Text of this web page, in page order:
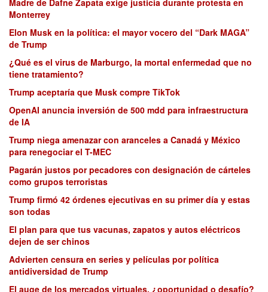
Monterrey
Elon Musk en la política: el mayor vocero del “Dark MAGA”
de Trump
¿Qué es el virus de Marburgo, la mortal enfermedad que no
tiene tratamiento?
Trump aceptaría que Musk compre TikTok
OpenAI anuncia inversión de 500 mdd para infraestructura
de IA
Trump niega amenazar con aranceles a Canadá y México
para renegociar el T-MEC
Pagarán justos por pecadores con designación de cárteles
como grupos terroristas
Trump firmó 42 órdenes ejecutivas en su primer día y estas
son todas
El plan para que tus vacunas, zapatos y autos eléctricos
dejen de ser chinos
Advierten censura en series y películas por política
antidiversidad de Trump
El auge de los mercados virtuales, ¿oportunidad o desafío?